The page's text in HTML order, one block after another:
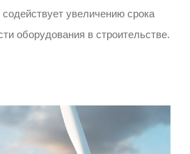
увеличению срока
оборудования в строительстве.